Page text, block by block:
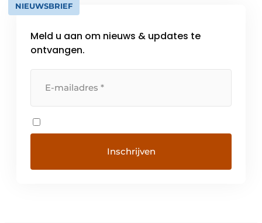
NIEUWSBRIEF
Meld u aan om nieuws & updates te
ontvangen.